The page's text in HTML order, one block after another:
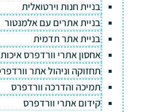
בניית חנות וירטואלית
בניית אתרים עם אלמנטור
בניית אתר תדמית
אחסון אתרי וורדפרס איכותי
תחזוקה וניהול אתר וורדפרס
תמיכה והדרכה וורדפרס
קידום אתרי וורדפרס